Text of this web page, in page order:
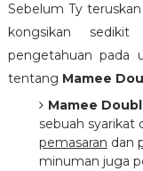
Sebelum Ty
kongsikan
pengetahuan pada
tentang Mamee
Mamee
sebuah syarikat
pemasaran dan
minuman juga